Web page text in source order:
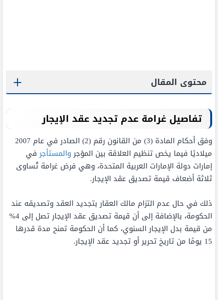
محتوى المقال
تفاصيل غرامة عدم تجديد عقد الإيجار
وفق أحكام المادة (3) من القانون رقم (2) الصادر في عام 2007
ميلاديًا فيما يخص تنظيم العلاقة بين المؤجروالمستأجرفي
إمارات دولة الإمارات العربية المتحدة، وهي فرض غرامة تُساوى
ثلاثة أضعاف قيمة تصديق عقد الإيجار.
ذلك في حال عدم التزام مالك العقار بتجديد العقد وتصديقه عند
الحكومة، بالإضافة إلى أن قيمة تصديق عقد الإيجار تصل إلى 4%
من قيمة بدل الإيجار السنوي، كما أن الحكومة تمنح مدة قدرها
15 يومًا من تاريخ تحرير أو تجديد عقد الإيجار.